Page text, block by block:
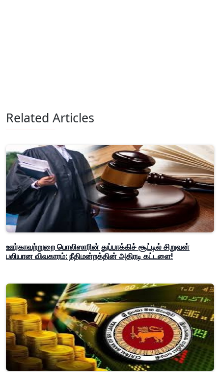
Related Articles
ஊர்காவற்றுறை பொலிஸாரின் துப்பாக்கிச் சூட்டில் சிறுவன்
பலியான விவகாரம்: நீதிமன்றத்தின் அதிரடி கட்டளை!